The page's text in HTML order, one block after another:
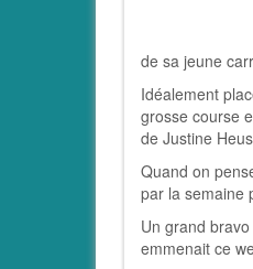
de sa jeune
Idéalement
grosse course
de Justine
Quand on
par la semaine
Un grand
emmenait ce